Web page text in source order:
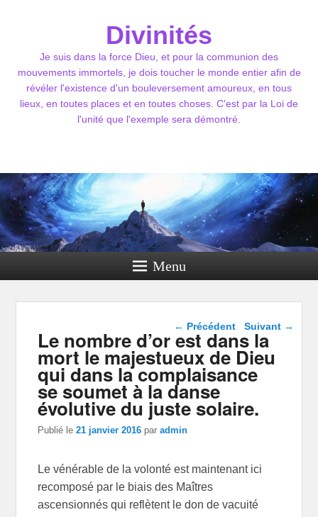
Divinités
Je suis dans la force Dieu, et pour la communion des
mouvements immortels, je dois toucher le monde entier afin de
révéler l'existence d'un bouleversement amoureux, en tous
lieux, en toutes places et en toutes choses. C'est par la Loi de
l'unité que l'exemple sera démontré.
Menu
Navigation dans les
articles
← Précédent Suivant →
Le nombre d’or est dans la
mort le majestueux de Dieu
qui dans la complaisance
se soumet à la danse
évolutive du juste solaire.
Publié le21 janvier 2016 paradmin
Le vénérable de la volonté est maintenant ici
recomposé par le biais des Maîtres
ascensionnés qui reflètent le don de vacuité